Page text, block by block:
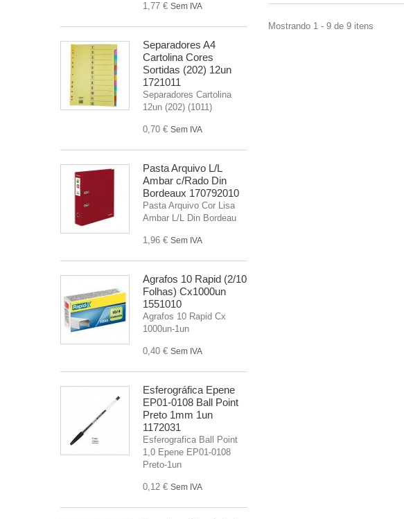
1,77 € Sem IVA
Separadores A4
Cartolina Cores
Sortidas (202) 12un
1721011
Separadores Cartolina
12un (202) (1011)
0,70 € Sem IVA
Pasta Arquivo L/L
Ambar c/Rado Din
Bordeaux 170792010
Pasta Arquivo Cor Lisa
Ambar L/L Din Bordeau
1,96 € Sem IVA
Agrafos 10 Rapid (2/10
Folhas) Cx1000un
1551010
Agrafos 10 Rapid Cx
1000un-1un
0,40 € Sem IVA
Esferográfica Epene
EP01-0108 Ball Point
Preto 1mm 1un
1172031
Esferografica Ball Point
1,0 Epene EP01-0108
Preto-1un
0,12 € Sem IVA
Mostrando 1 - 9 de 9 itens